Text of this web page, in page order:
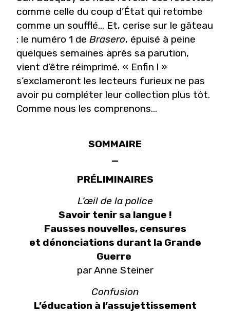
comme celle du coup d’État qui retombe
comme un soufflé… Et, cerise sur le gâteau
: le numéro 1 de Brasero, épuisé à peine
quelques semaines après sa parution,
vient d’être réimprimé. « Enfin ! »
s’exclameront les lecteurs furieux ne pas
avoir pu compléter leur collection plus tôt.
Comme nous les comprenons…
SOMMAIRE
_
PRÉLIMINAIRES
L’œil de la police
Savoir tenir sa langue !
Fausses nouvelles, censures
et dénonciations durant la Grande
Guerre
par Anne Steiner
Confusion
L’éducation à l’assujettissement